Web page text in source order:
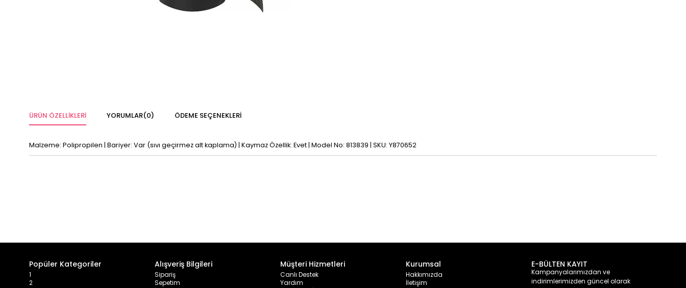
ÜRÜN ÖZELLIKLERI YORUMLAR(0) ÖDEME SEÇENEKLERI
Malzeme: Polipropilen | Bariyer: Var (sıvı geçirmez alt kaplama) | Kaymaz Özellik: Evet | Model No: 813839 | SKU: Y870652
Popüler Kategoriler
1
2
Alışveriş Bilgileri
Sipariş
Sepetim
Müşteri Hizmetleri
Canlı Destek
Yardım
Kurumsal
Hakkımızda
İletişim
E-BÜLTEN KAYIT
Kampanyalarımızdan ve
indirimlerimizden güncel olarak